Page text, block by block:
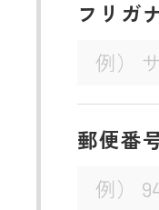
フリガ
郵便番